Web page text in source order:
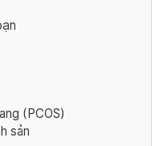
(PCOS)
sản